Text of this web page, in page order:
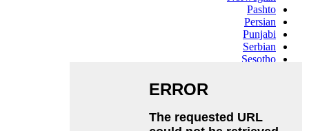
Pashto
Persian
Punjabi
Serbian
Sesotho
Samoan